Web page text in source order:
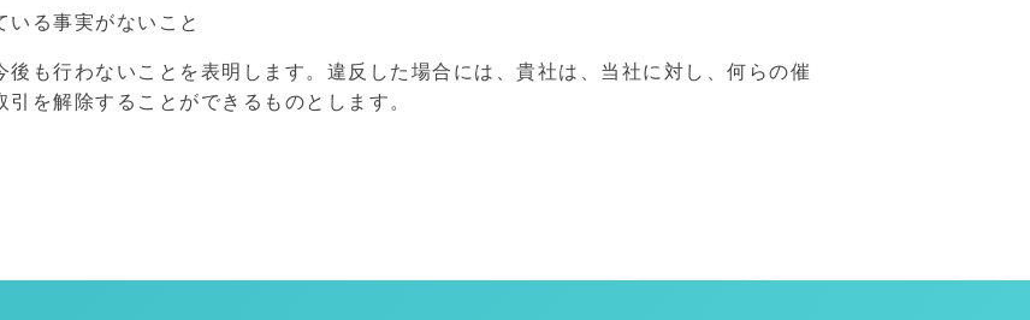
る事実がないこと
も行わないことを表明します。違反した場合には、貴社は、当社に対し、何らの催
を解除することができるものとします。